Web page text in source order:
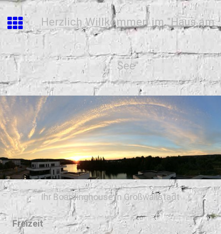
Herzlich Willkommen im "Haus am
See"
Ihr Boardinghouse in Großwallstadt
Freizeit